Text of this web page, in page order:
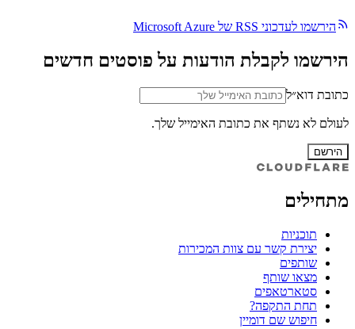
הירשמו לעדכוני RSS של Microsoft Azure
הירשמו לקבלת הודעות על פוסטים חדשים
כתובת דוא״ל
לעולם לא נשתף את כתובת האימייל שלך.
הירשם
מתחילים
תוכניות
יצירת קשר עם צוות המכירות
שותפים
מצאו שותף
סטארטאפים
תחת התקפה?
חיפוש שם דומיין